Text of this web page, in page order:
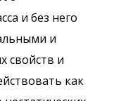
и без него
и
свойств и
как